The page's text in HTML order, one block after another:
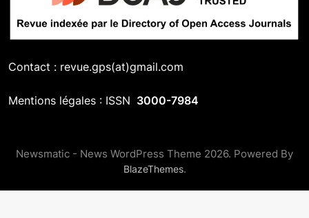
Contact : revue.gps(at)gmail.com
Mentions légales : ISSN 3000-7984
Newsmatic - News WordPress Theme 2026. Powered By
BlazeThemes.